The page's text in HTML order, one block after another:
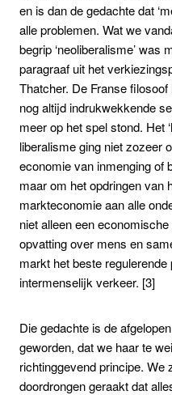
en is dan de gedachte dat
alle problemen. Wat we
begrip ‘neoliberalisme’ was
paragraaf uit het
Thatcher. De Franse
nog altijd indrukwekkende
meer op het spel stond. Het
liberalisme ging niet zozeer
economie van inmenging of
maar om het opdringen van
markteconomie aan alle
niet alleen een
opvatting over mens en
markt het beste
intermenselijk verkeer. [3]
Die gedachte is de
geworden, dat we haar te
richtinggevend principe.
doordrongen geraakt dat